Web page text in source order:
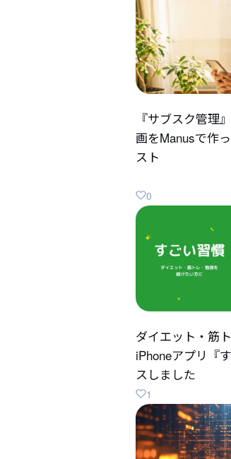
『サブスク管理
画をManusで作
スト
0
ダイエット・筋
iPhoneアプリ『
スしました
1